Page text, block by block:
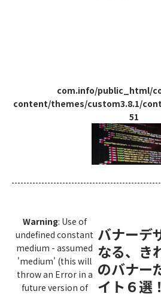
com.info/public_html/
content/themes/custom3.8.1/
51
バナーデ
なる、き
のバナー
イト６選
Warning: Use of
undefined constant
medium - assumed
'medium' (this will
throw an Error in a
future version of